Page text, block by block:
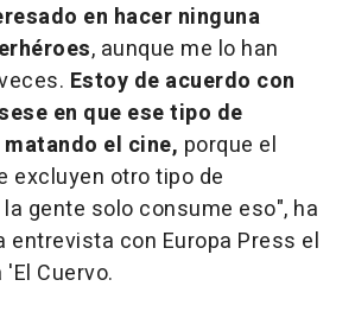
en hacer ninguna
, aunque me lo han
Estoy de acuerdo con
en que ese tipo de
el cine, porque el
excluyen otro tipo de
gente solo consume eso", ha
entrevista con Europa Press el
Cuervo.